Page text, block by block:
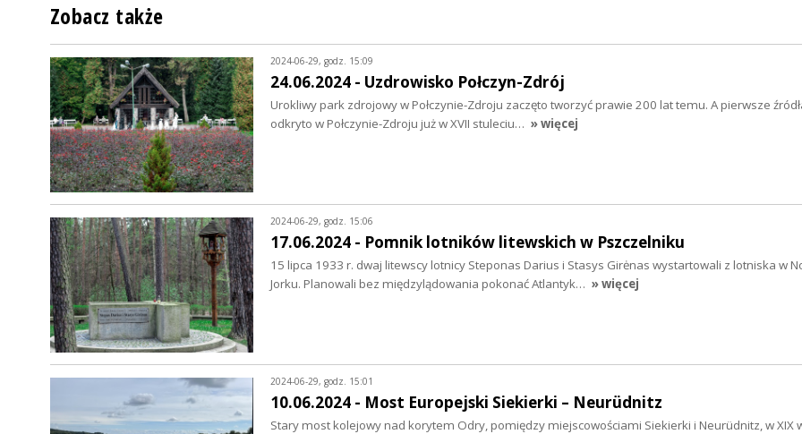
Zobacz także
2024-06-29, godz. 15:09
24.06.2024 - Uzdrowisko Połczyn-Zdrój
Urokliwy park zdrojowy w Połczynie-Zdroju zaczęto tworzyć prawie 200 lat temu. A pierwsze
odkryto w Połczynie-Zdroju już w XVII stuleciu… » więcej
2024-06-29, godz. 15:06
17.06.2024 - Pomnik lotników litewskich w Pszczelniku
15 lipca 1933 r. dwaj litewscy lotnicy Steponas Darius i Stasys Girėnas wystartowali z lotniska w
Jorku. Planowali bez międzylądowania pokonać Atlantyk… » więcej
2024-06-29, godz. 15:01
10.06.2024 - Most Europejski Siekierki – Neurüdnitz
Stary most kolejowy nad korytem Odry, pomiędzy miejscowościami Siekierki i Neurüdnitz, w XIX